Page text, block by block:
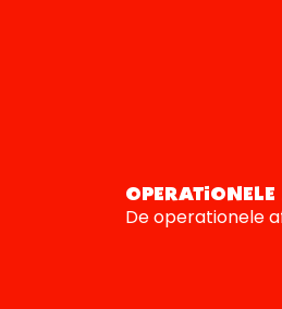
De operationele